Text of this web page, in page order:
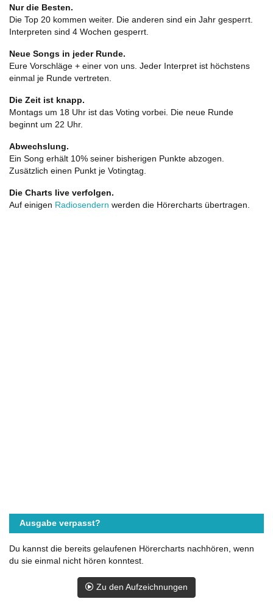
Nur die Besten.
Die Top 20 kommen weiter. Die anderen sind ein Jahr gesperrt.
Interpreten sind 4 Wochen gesperrt.
Neue Songs in jeder Runde.
Eure Vorschläge + einer von uns. Jeder Interpret ist höchstens
einmal je Runde vertreten.
Die Zeit ist knapp.
Montags um 18 Uhr ist das Voting vorbei. Die neue Runde
beginnt um 22 Uhr.
Abwechslung.
Ein Song erhält 10% seiner bisherigen Punkte abzogen.
Zusätzlich einen Punkt je Votingtag.
Die Charts live verfolgen.
Auf einigen Radiosendern werden die Hörercharts übertragen.
Ausgabe verpasst?
Du kannst die bereits gelaufenen Hörercharts nachhören, wenn
du sie einmal nicht hören konntest.
Zu den Aufzeichnungen